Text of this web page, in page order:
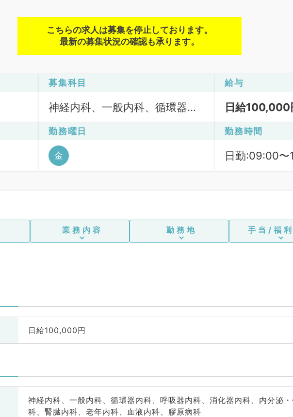
こちらの求人は募集を停止しております。
最新の募集状況の確認も承ります。
募集科目
神経内科、一般内科、循環器内
内分泌・代謝内科、腎臓内科、
老年内科、血液内科、膠原病科
給与
日給100,000
勤務曜日
金
勤務時間
日勤:09:00〜
業務内容 勤務地 手当/福
日給100,000円
神経内科、一般内科、循環器内科、呼吸器内科、消化器内科、内分泌
科、腎臓内科、老年内科、血液内科、膠原病科